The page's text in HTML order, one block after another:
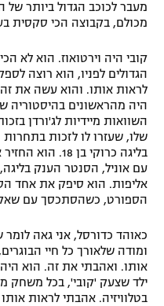
מעבר לכוכב הגדול ביותר של
מכולם, בקבוצה הכי סקסית
קובי היה וירטואוז. הוא לא
הגדולים לפניו, הוא רוצה
לראות אותו. והוא עשה את
השוואות מיידיות לג'ורדן
שלו, שעזרו לו לזכות
בליגה כרוקי בן
עם אוניל, הסנטר הענק
אליפות. הוא סיפק את אחד
הספורט, כשהסתכסך עם שאק
כאוהד כדורסל, אני גאה
ומודה שלאורך כל חיי
אותו. ואהבתי את זה. הוא
ילד שצעק 'קובי', בכל משחק